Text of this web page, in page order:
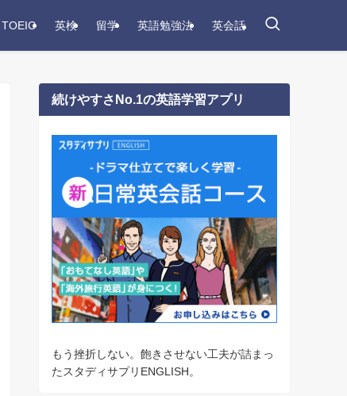
TOEIC 英検 留学 英語勉強法 英会話
続けやすさNo.1の英語学習アプリ
もう挫折しない。飽きさせない工夫が詰まっ
たスタディサプリENGLISH。